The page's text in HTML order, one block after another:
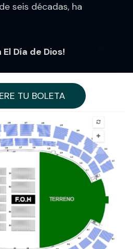
seis décadas, ha
Día de Dios!
TU BOLETA
TU BOLETA